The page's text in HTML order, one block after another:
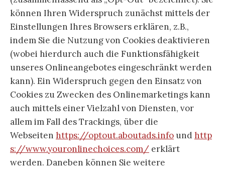
können Ihren Widerspruch zunächst mittels der
Einstellungen Ihres Browsers erklären, z.B.,
indem Sie die Nutzung von Cookies deaktivieren
(wobei hierdurch auch die Funktionsfähigkeit
unseres Onlineangebotes eingeschränkt werden
kann). Ein Widerspruch gegen den Einsatz von
Cookies zu Zwecken des Onlinemarketings kann
auch mittels einer Vielzahl von Diensten, vor
allem im Fall des Trackings, über die
Webseiten https://optout.aboutads.info undhttp
s://www.youronlinechoices.com/ erklärt
werden. Daneben können Sie weitere